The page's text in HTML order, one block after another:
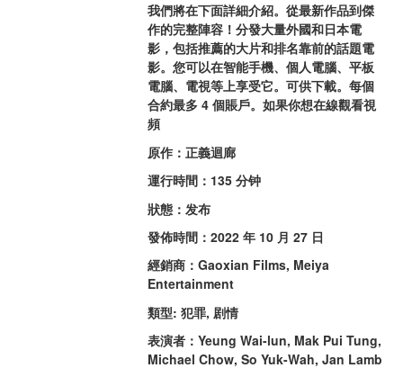
我們將在下面詳細介紹。從最新作品到傑
作的完整陣容！分發大量外國和日本電
影，包括推薦的大片和排名靠前的話題電
影。您可以在智能手機、個人電腦、平板
電腦、電視等上享受它。可供下載。每個
合約最多 4 個賬戶。如果你想在線觀看視
頻
原作：正義迴廊
運行時間：135 分钟
狀態：发布
發佈時間：2022 年 10 月 27 日
經銷商：Gaoxian Films, Meiya
Entertainment
類型: 犯罪, 剧情
表演者：Yeung Wai-lun, Mak Pui Tung,
Michael Chow, So Yuk-Wah, Jan Lamb